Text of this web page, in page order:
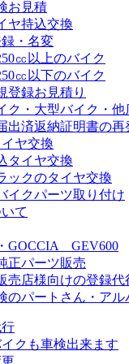
お見積
ヤ持込交換
・名変
㏄以上のバイク
㏄以下のバイク
登録お見積り
ク・大型バイク・
出済返納証明書の再
ヤ交換
タイヤ交換
ックのタイヤ交換
イクパーツ取り付け
て
GOCCIA GEV600
正パーツ販売
売店様向けの登録代
のパートさん・ア
クも車検出来ます